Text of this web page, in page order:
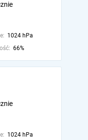
1024 hPa
66%
1024 hPa